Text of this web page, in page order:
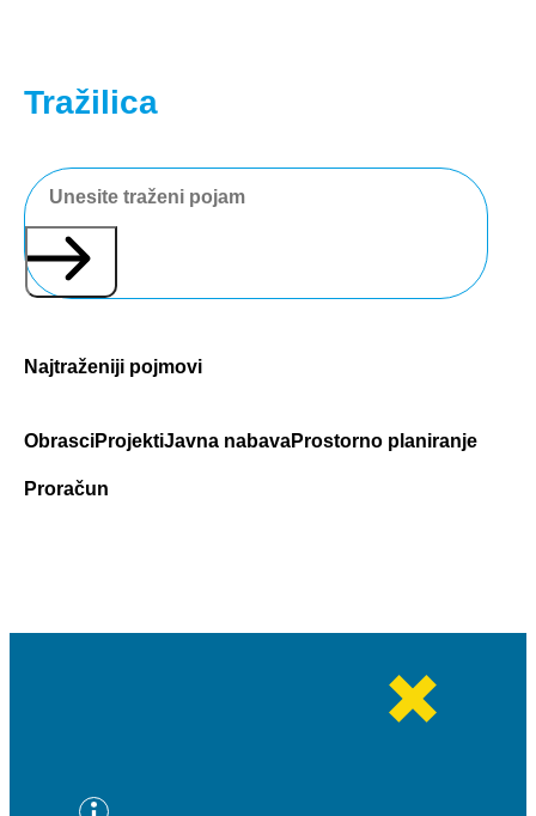
Tražilica
Najtraženiji pojmovi
ObrasciProjektiJavna nabavaProstorno planiranje
Proračun